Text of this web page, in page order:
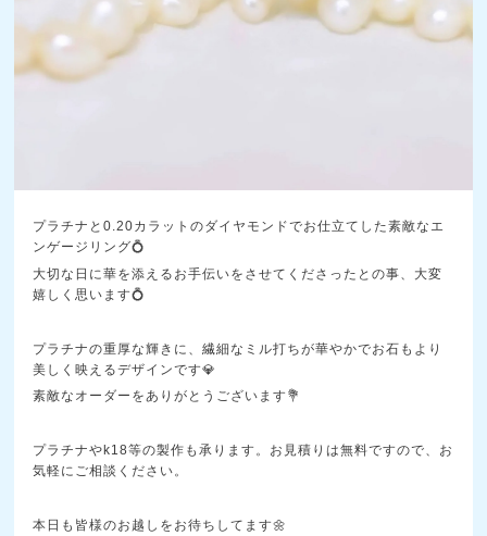
プラチナと0.20カラットのダイヤモンドでお仕立てした素敵なエ
ンゲージリング💍
大切な日に華を添えるお手伝いをさせてくださったとの事、大変
嬉しく思います💍
プラチナの重厚な輝きに、繊細なミル打ちが華やかでお石もより
美しく映えるデザインです💎
素敵なオーダーをありがとうございます💐
プラチナやk18等の製作も承ります。お見積りは無料ですので、お
気軽にご相談ください。
本日も皆様のお越しをお待ちしてます🌼